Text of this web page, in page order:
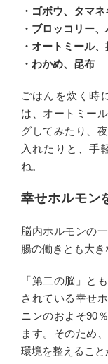
・ゴボウ、タマネ
・ブロッコリー
・オートミール
・わかめ、昆布
ごはんを炊く時
は、オートミー
グしてみたり、
入れたりと、手
ね。
幸せホルモン
脳内ホルモンの
腸の働きとも大き
「第二の脳」と
されている幸せ
ニンのおよそ90
ます。そのため
環境を整えること